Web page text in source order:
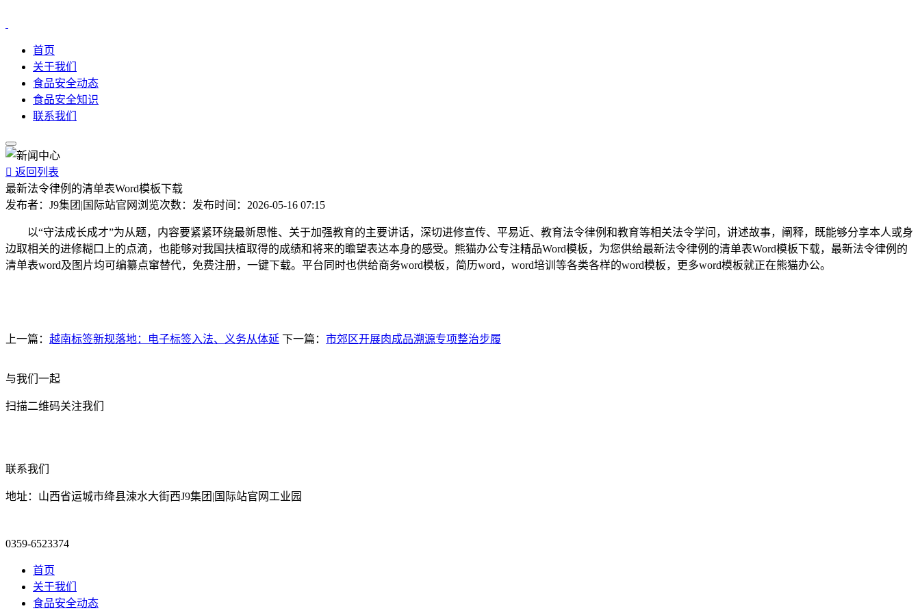
首页
关于我们
食品安全动态
食品安全知识
联系我们
 返回列表
最新法令律例的清单表Word模板下载
发布者： J9集团|国际站官网 浏览次数： 发布时间： 2026-05-16 07:15
以“守法成长成才”为从题，内容要紧紧环绕最新思惟、关于加强教育的主要讲话，深切进修宣传、平易近、教育法令律例和教育等相关法令学问，讲述故事，阐释，既能够分享本人或身
边取相关的进修糊口上的点滴，也能够对我国扶植取得的成绩和将来的瞻望表达本身的感受。熊猫办公专注精品Word模板，为您供给最新法令律例的清单表Word模板下载，最新法令律例的
清单表word及图片均可编纂点窜替代，免费注册，一键下载。平台同时也供给商务word模板，简历word，word培训等各类各样的word模板，更多word模板就正在熊猫办公。
上一篇： 越南标签新规落地：电子标签入法、义务从体延 下一篇： 市郊区开展肉成品溯源专项整治步履
与我们一起
扫描二维码关注我们
联系我们
地址：山西省运城市绛县涑水大街西J9集团|国际站官网工业园
0359-6523374
首页
关于我们
食品安全动态